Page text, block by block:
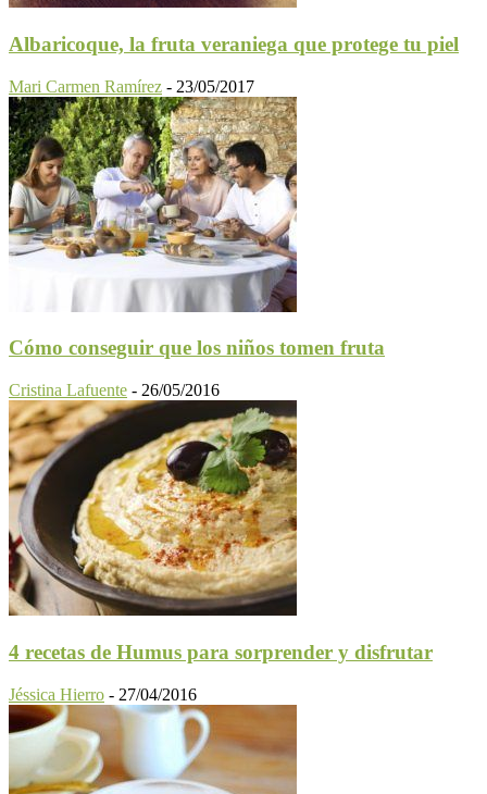
Albaricoque, la fruta veraniega que protege tu piel
Mari Carmen Ramírez - 23/05/2017
Cómo conseguir que los niños tomen fruta
Cristina Lafuente - 26/05/2016
4 recetas de Humus para sorprender y disfrutar
Jéssica Hierro - 27/04/2016